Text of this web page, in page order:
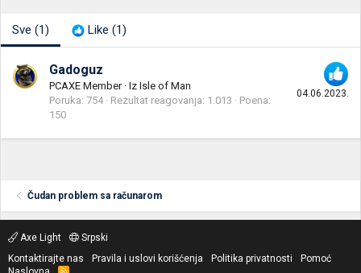
Sve (1) Like (1)
04.06.2023.
Gadoguz
PCAXE Member · Iz Isle of Man
Poruka 754 Rezultat reagovanja 1.013
Poena
150
Čudan problem sa računarom
Axe Light
Srpski
Kontaktirajte nas
Pravila i uslovi korišćenja Politika privatnosti
Pomoć
R